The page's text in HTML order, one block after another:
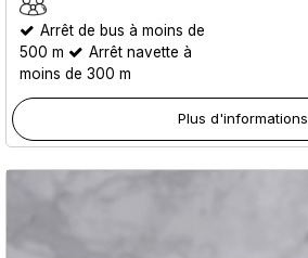
Arrêt de bus à moins de
500 m
Arrêt navette à
moins de 300 m
Plus d'informations